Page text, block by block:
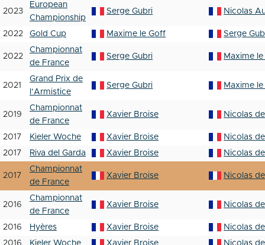
2023
European
Championship
Serge Gubri Nicolas
2022 Gold Cup Maxime le Goff Serge
2022
Championnat
de France
Serge Gubri Maxime
2021
Grand Prix de
l’Armistice
Serge Gubri Maxime
2019
Championnat
de France
Xavier Broise Nicolas
2017 Kieler Woche Xavier Broise
Nicolas
2017
Riva del Garda Xavier Broise Nicolas
2017
Championnat
de France
Xavier Broise Nicolas
2016
Championnat
de France
Xavier Broise Nicolas
2016 Hyères Xavier Broise
Nicolas